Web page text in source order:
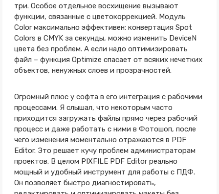
три. Особое отдельное восхищение вызывают
функции, связанные с цветокоррекцией. Модуль
Color максимально эффективен: конвертация Spot
Colors в CMYK за секунды, можно изменить DeviceN
цвета без проблем. А если надо оптимизировать
файл – функция Optimize спасает от всяких нечетких
объектов, ненужных слоев и прозрачностей.
Огромный плюс у софта в его интеграция с рабочими
процессами. Я слышал, что некоторым часто
приходится загружать файлы прямо через рабочий
процесс и даже работать с ними в Фотошоп, после
чего изменения моментально отражаются в PDF
Editor. Это решает кучу проблем администраторам
проектов. В целом PIXFILE PDF Editor реально
мощный и удобный инструмент для работы с ПДФ.
Он позволяет быстро диагностировать,